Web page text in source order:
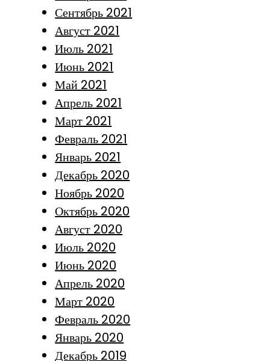
Сентябрь 2021
Август 2021
Июль 2021
Июнь 2021
Май 2021
Апрель 2021
Март 2021
Февраль 2021
Январь 2021
Декабрь 2020
Ноябрь 2020
Октябрь 2020
Август 2020
Июль 2020
Июнь 2020
Апрель 2020
Март 2020
Февраль 2020
Январь 2020
Декабрь 2019